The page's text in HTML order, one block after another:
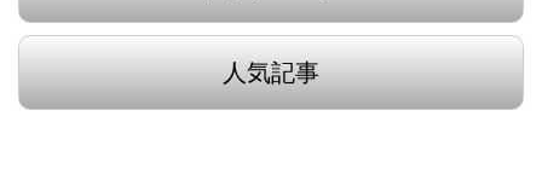
人気記事